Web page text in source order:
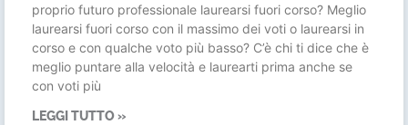
proprio futuro professionale laurearsi fuori corso? Meglio
laurearsi fuori corso con il massimo dei voti o laurearsi in
corso e con qualche voto più basso? C’è chi ti dice che è
meglio puntare alla velocità e laurearti prima anche se
con voti più
LEGGI TUTTO »